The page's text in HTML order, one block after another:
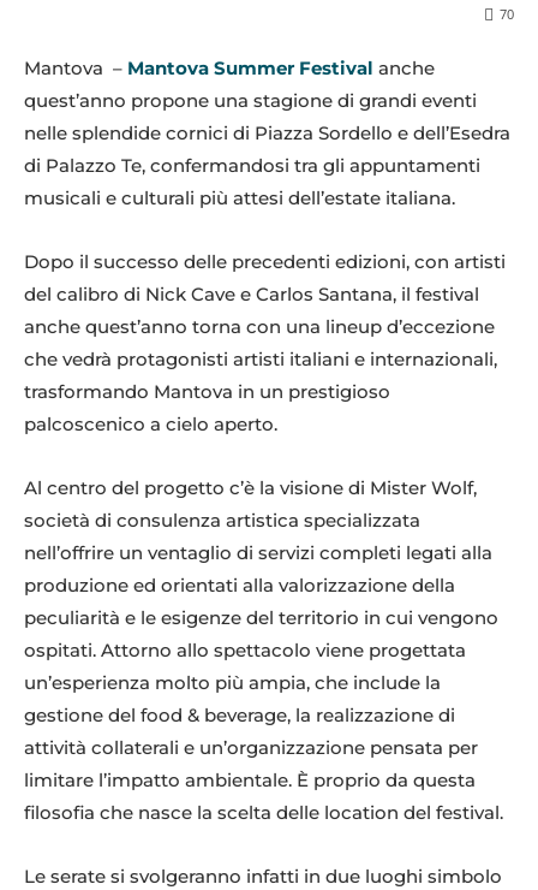
70
Mantova – Mantova Summer Festival anche
quest’anno propone una stagione di grandi eventi
nelle splendide cornici di Piazza Sordello e dell’Esedra
di Palazzo Te, confermandosi tra gli appuntamenti
musicali e culturali più attesi dell’estate italiana.
Dopo il successo delle precedenti edizioni, con artisti
del calibro di Nick Cave e Carlos Santana, il festival
anche quest’anno torna con una lineup d’eccezione
che vedrà protagonisti artisti italiani e internazionali,
trasformando Mantova in un prestigioso
palcoscenico a cielo aperto.
Al centro del progetto c’è la visione di Mister Wolf,
società di consulenza artistica specializzata
nell’offrire un ventaglio di servizi completi legati alla
produzione ed orientati alla valorizzazione della
peculiarità e le esigenze del territorio in cui vengono
ospitati. Attorno allo spettacolo viene progettata
un’esperienza molto più ampia, che include la
gestione del food & beverage, la realizzazione di
attività collaterali e un’organizzazione pensata per
limitare l’impatto ambientale. È proprio da questa
filosofia che nasce la scelta delle location del festival.
Le serate si svolgeranno infatti in due luoghi simbolo